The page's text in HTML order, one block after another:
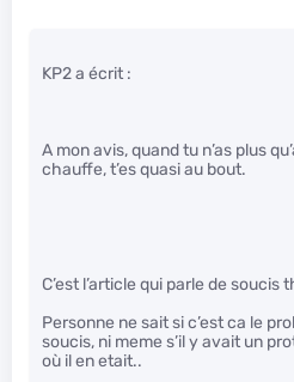
KP2 a écrit :
A mon avis, quand tu n’as plus
chauffe, t’es quasi au bout.
C’est l’article qui parle de soucis
Personne ne sait si c’est ca le
soucis, ni meme s’il y avait un
où il en etait..